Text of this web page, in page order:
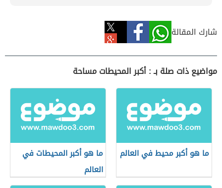
شارك المقالة
مواضيع ذات صلة بـ : أكبر المحيطات مساحة
ما هو أكبر محيط في العالم
ما هو أكبر المحيطات في
العالم